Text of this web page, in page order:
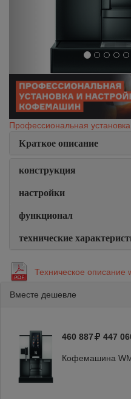
Профессиональная
Краткое описание
конструкция
настройки
функционал
технические
Техническое описание
Вместе дешевле
460 887 447
Кофемашина